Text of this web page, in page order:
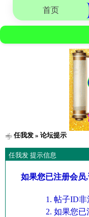
首页
任我发» 论坛提示
任我发 提示信息
如果您已注册会员
帖子ID非
如果您已